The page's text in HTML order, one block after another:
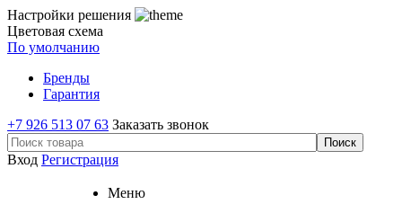
Настройки решения
Цветовая схема
По умолчанию
Бренды
Гарантия
+7 926 513 07 63 Заказать звонок
Вход Регистрация
Меню